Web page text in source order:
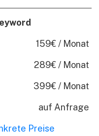
159€ / Monat
289€ / Monat
399€ / Monat
auf Anfrage
Preise